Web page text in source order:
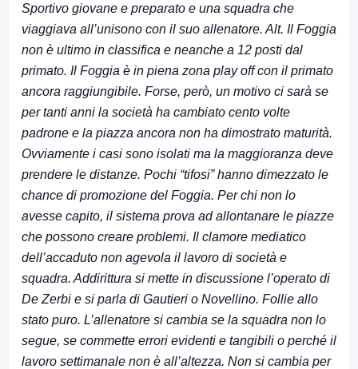
Sportivo giovane e preparato e una squadra che
viaggiava all’unisono con il suo allenatore. Alt. Il Foggia
non è ultimo in classifica e neanche a 12 posti dal
primato. Il Foggia è in piena zona play off con il primato
ancora raggiungibile. Forse, però, un motivo ci sarà se
per tanti anni la società ha cambiato cento volte
padrone e la piazza ancora non ha dimostrato maturità.
Ovviamente i casi sono isolati ma la maggioranza deve
prendere le distanze. Pochi “tifosi” hanno dimezzato le
chance di promozione del Foggia. Per chi non lo
avesse capito, il sistema prova ad allontanare le piazze
che possono creare problemi. Il clamore mediatico
dell’accaduto non agevola il lavoro di società e
squadra. Addirittura si mette in discussione l’operato di
De Zerbi e si parla di Gautieri o Novellino. Follie allo
stato puro. L’allenatore si cambia se la squadra non lo
segue, se commette errori evidenti e tangibili o perché il
lavoro settimanale non è all’altezza. Non si cambia per